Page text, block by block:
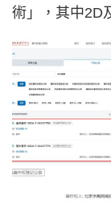
術」，其中2D